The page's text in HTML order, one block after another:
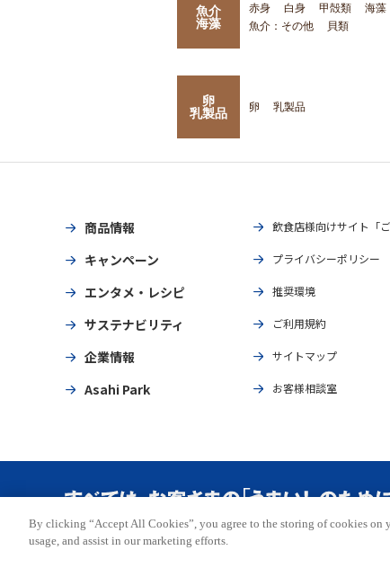
魚介
海藻
赤身 白身 甲殻類
海藻
魚介：その他
貝類
卵
乳製品
卵 乳製品
商品情報
キャンペーン
エンタメ・レシピ
サステナビリティ
企業情報
Asahi Park
飲食店様向けサイト「
プライバシーポリシー
推奨環境
ご利用規約
サイトマップ
お客様相談室
Copyright © ASAHI BREWERIES, LTD. All rights reserved.
By clicking “Accept All Cookies”, you agree to the storing of cookies on
usage, and assist in our marketing efforts.